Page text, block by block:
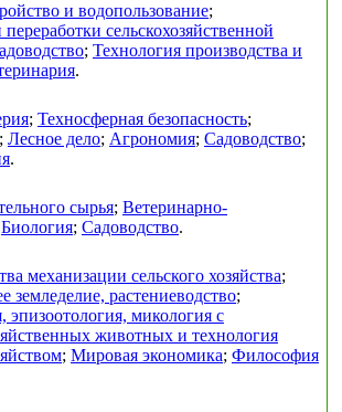
и водопользование;
сельскохозяйственной
; Технология производства и
.
; Техносферная безопасность;
; Лесное дело; Агрономия; Садоводство;
.
сырья; Ветеринарно-
Биология; Садоводство.
механизации сельского хозяйства;
земледелие, растениеводство;
эпизоотология, микология с
животных и технология
; Мировая экономика; Философия